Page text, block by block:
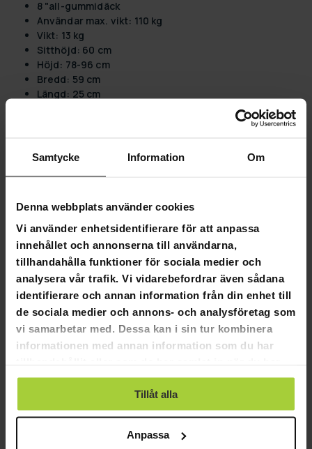
Samtycke Information Om
Denna webbplats använder cookies
Vi använder enhetsidentifierare för att anpassa
innehållet och annonserna till användarna,
tillhandahålla funktioner för sociala medier och
analysera vår trafik. Vi vidarebefordrar även sådana
identifierare och annan information från din enhet till
de sociala medier och annons- och analysföretag som
vi samarbetar med. Dessa kan i sin tur kombinera
informationen med annan information som du har
använt deras tjänster.
Tillåt alla
Anpassa
8 "all-gummidäck
Användar max. vikt: 110 kg
Vikt: 13 kg
Sitthöjd: 60 cm
Höjd: 78-96 cm
Bredd: 59 cm
Längd: 25 cm
Vikt: 12 kg
Bredd: 70 cm
4,8 Baserat på 283 recensioner
235
46
0